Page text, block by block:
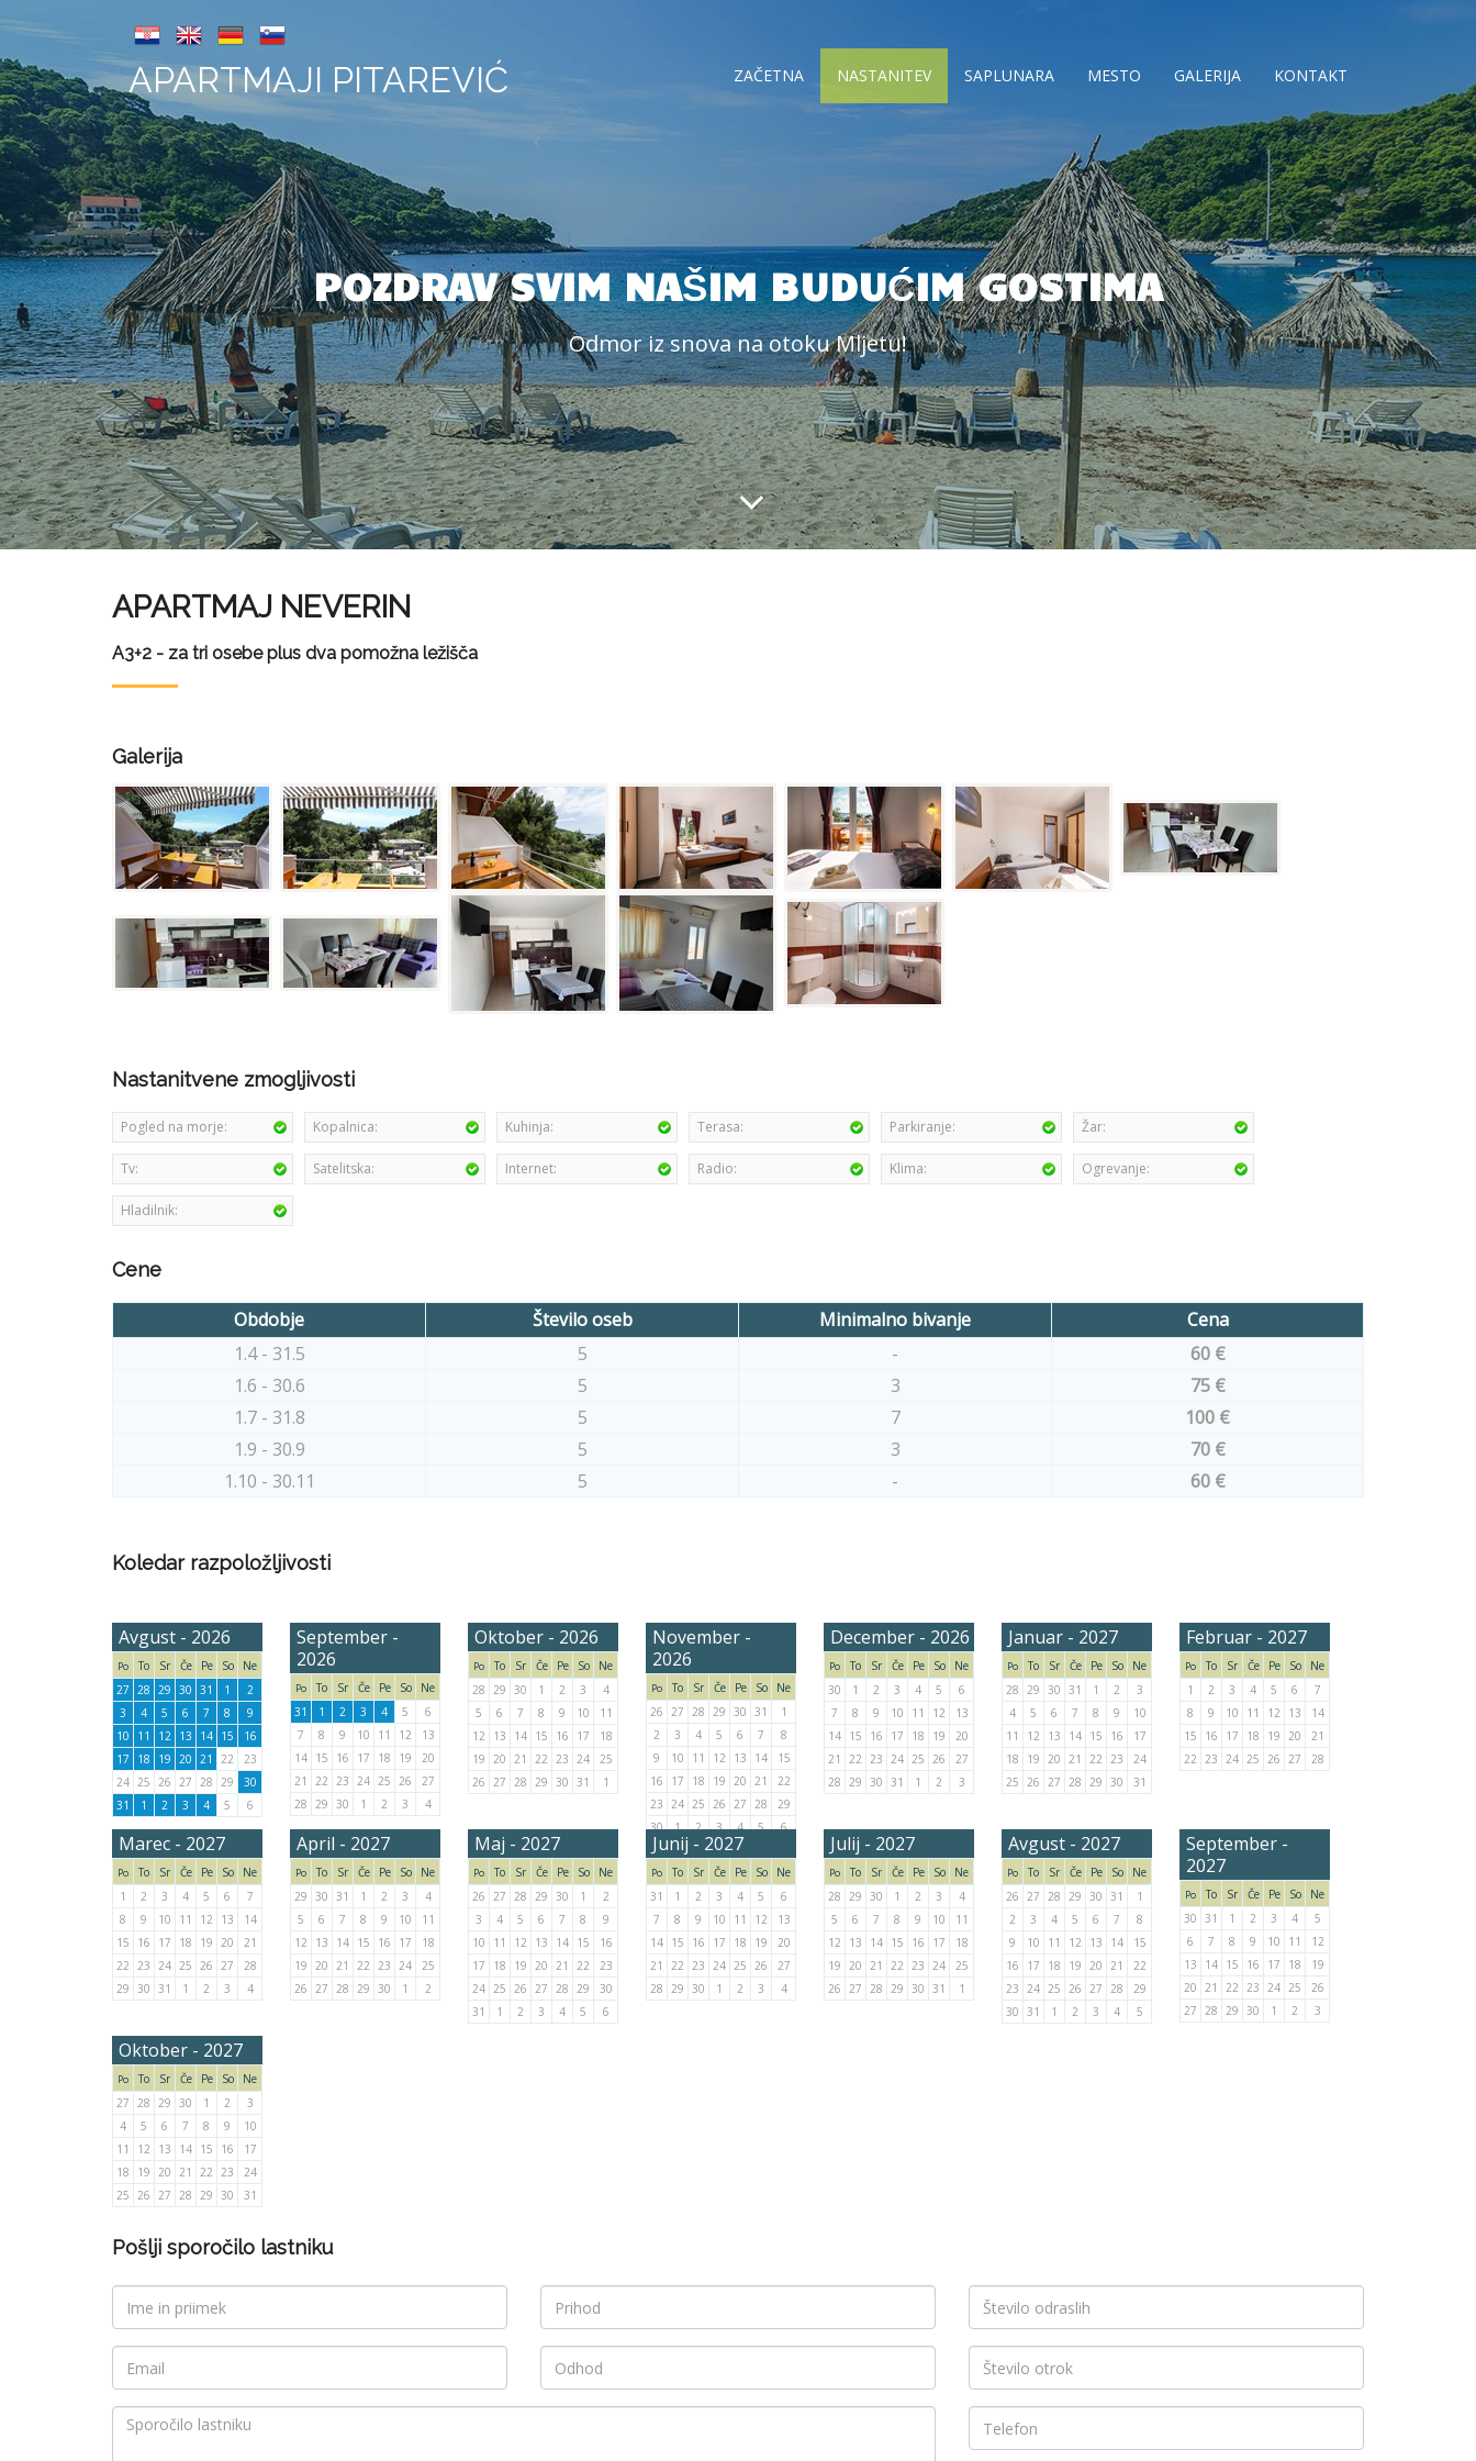
APARTMAJI PITAREVIĆ ZAČETNA NASTANITEV SAPLUNARA MESTO GALERIJA KONTAKT
POZDRAV SVIM NAŠIM BUDUĆIM GOSTIMA
Odmor iz snova na otoku Mljetu!
APARTMAJ NEVERIN
A3+2 - za tri osebe plus dva pomožna ležišča
Galerija
Nastanitvene zmogljivosti
Pogled na morje: Kopalnica: Kuhinja: Terasa: Parkiranje: Žar:
Tv: Satelitska: Internet: Radio: Klima: Ogrevanje:
Hladilnik:
Cene
Obdobje Število oseb Minimalno bivanje
Cena
1.4 - 31.5
5 -
60 €
1.6 - 30.6
5 3
75 €
1.7 - 31.8
5 7
100 €
1.9 - 30.9
5 3
70 €
1.10 - 30.11
5 - 60 €
Koledar razpoložljivosti
Avgust - 2026
Po To Sr Če Pe So
Ne
27 28 29 30 31 1
2
3
4 5 6 7 8
9
10
11 12 13 14 15
16
17
18 19 20 21 22
23
24 25 26 27 28 29
30
31
1 2 3 4 5 6
September -
2026
Po To Sr Če Pe So
Ne
31
1 2 3 4 5
6
7
8 9 10 11 12
13
14 15 16 17 18 19
20
21
22 23 24 25 26
27
28 29 30 1 2 3 4
Oktober - 2026
Po To Sr Če Pe So
Ne
28 29 30 1 2 3
4
5
6 7 8 9 10
11
12
13 14 15 16 17
18
19 20 21 22 23 24
25
26 27 28 29 30 31 1
November -
2026
Po To Sr Če Pe So
Ne
26 27 28 29 30 31
1
2
3 4 5 6 7
8
9
10 11 12 13 14
15
16
17 18 19 20 21
22
23 24 25 26 27 28
29
30
1 2 3 4 5 6
December - 2026
Po To Sr Če Pe So
Ne
30
1 2 3 4 5
6
7
8 9 10 11 12
13
14 15 16 17 18 19
20
21
22 23 24 25 26
27
28 29 30 31 1 2 3
Januar - 2027
Po To Sr Če Pe So
Ne
28 29 30 31 1 2
3
4
5 6 7 8 9
10
11
12 13 14 15 16
17
18
19 20 21 22 23
24
25 26 27 28 29 30 31
Februar - 2027
Po To Sr Če Pe So
Ne
1
2 3 4 5 6
7
8
9 10 11 12 13
14
15
16 17 18 19 20
21
22 23 24 25 26 27 28
Marec - 2027
Po To Sr Če Pe So
Ne
1
2 3 4 5 6
7
8
9 10 11 12 13
14
15
16 17 18 19 20
21
22 23 24 25 26 27
28
29 30 31 1 2 3 4
April - 2027
Po To Sr Če Pe So
Ne
29 30 31 1 2 3
4
5
6 7 8 9 10
11
12
13 14 15 16 17
18
19 20 21 22 23 24
25
26 27 28 29 30 1 2
Maj - 2027
Po To Sr Če Pe So
Ne
26 27 28 29 30 1
2
3
4 5 6 7 8
9
10
11 12 13 14 15
16
17
18 19 20 21 22
23
24 25 26 27 28 29
30
31
1 2 3 4 5 6
Junij - 2027
Po To Sr Če Pe So
Ne
31
1 2 3 4 5
6
7
8 9 10 11 12
13
14 15 16 17 18 19
20
21
22 23 24 25 26
27
28 29 30 1 2 3 4
Julij - 2027
Po To Sr Če Pe So
Ne
28 29 30 1 2 3
4
5
6 7 8 9 10
11
12
13 14 15 16 17
18
19 20 21 22 23 24
25
26 27 28 29 30 31 1
Avgust - 2027
Po To Sr Če Pe So
Ne
26 27 28 29 30 31
1
2
3 4 5 6 7
8
9
10 11 12 13 14
15
16
17 18 19 20 21
22
23 24 25 26 27 28
29
30 31 1 2 3 4 5
September -
2027
Po To Sr Če Pe So
Ne
30 31 1 2 3 4
5
6
7 8 9 10 11
12
13
14 15 16 17 18
19
20 21 22 23 24 25
26
27 28 29 30 1 2 3
Oktober - 2027
Po To Sr Če Pe So
Ne
27 28 29 30 1 2
3
4
5 6 7 8 9
10
11
12 13 14 15 16
17
18
19 20 21 22 23
24
25 26 27 28 29 30 31
Pošlji sporočilo lastniku